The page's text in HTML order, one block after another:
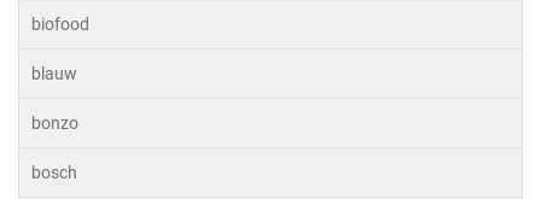
biofood
blauw
bonzo
bosch